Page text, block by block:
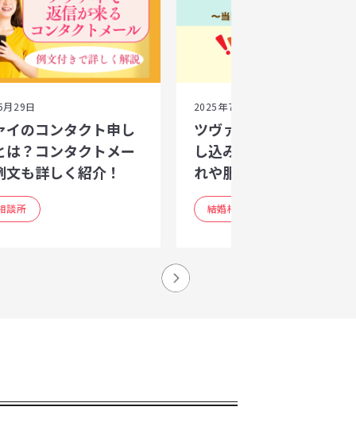
29日
イのコンタクト申し
は？コンタクトメー
も詳しく紹介！
談所
2025年7月1日
ツヴァイのセッティング
し込み徹底解説｜当日の
れや服装・マナーまで
結婚相談所